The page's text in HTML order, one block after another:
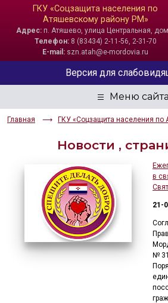
ГКУ «Соцзащита населения по
Атяшевскому району РМ»
Адрес: п. Атяшево, улица Центральная,
Телефон:8 (83434) 2-11-56, 2-31-70
E-mail: szn.atah@e-mordovia.ru
Главная ГКУ «Соцзащита населения по
Версия для
ЦВЕТОВАЯ СХЕМА
Aa Aa Aa
РАЗМЕР ТЕКСТА
Aa Aa
ИЗОБРАЖЕНИЯ
Скрыть Ч/б
🔊 Включить
Новости ,
в
21-
№